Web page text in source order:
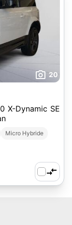
20
X-Dynamic SE
Micro Hybride